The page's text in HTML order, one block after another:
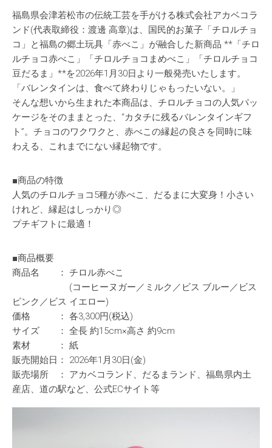
福島県会津若松市の伝統工芸を手がける株式会社アカベコラ
ンド(代表取締役：渡邊 高章)は、国民的お菓子「チロルチョ
コ」と福島の郷土玩具「赤べこ」が融合した新商品 **「チロ
ルチョコ赤べこ」「チロルチョコまめべこ」「チロルチョコ
豆だるま」**を2026年1月30日より一般発売いたします。
「バレンタインは、食べて終わりじゃもったいない。」
そんな想いから生まれた本商品は、チロルチョコの人気パッ
ケージをそのままとった、“カタチに残るバレンタインギフ
ト”。チョコのワクワクと、赤べこの縁起の良さを同時に味
わえる、これまでにない縁起物です。
■商品の特徴
人気のチロルチョコ5種が赤べこ、だるまに大変身！小さい
けれど、縁起はしっかり◎
プチギフトに最適！
■商品概要
商品名 ： チロル赤べこ
(コーヒーヌガー／ミルク／ビス ブルー／ビス
ピンク／ビス イエロー)
価格 ： 各3,300円(税込)
サイズ ： 全長 約15cm×高さ 約9cm
素材 ： 紙
販売開始日： 2026年1月30日(金)
販売場所 ： アカベコランド、だるまランド、福島県内土
産店、道の駅など、公式ECサイト等